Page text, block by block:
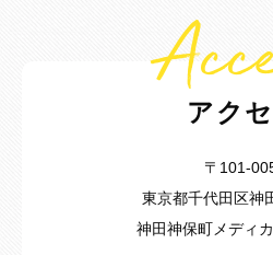
アク
〒101-
東京都千代田区神
神田神保町メディ